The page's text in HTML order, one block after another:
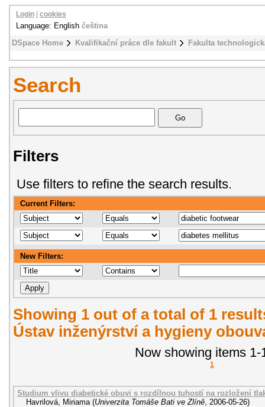
DSpace Home Kvalifikační práce dle fakult Fakulta
Login cookies
Language: English čeština
Search
Filters
Use filters to refine the search results.
Current Filters:
New Filters:
Showing 1 out of a total of 1
Ústav inženýrství a hygieny
Now showing items 1-
1
Studium vlivu diabetické obuvi s rozdílnou tuhostí na rozložení
Havrilová, Miriama (Univerzita Tomáše Bati ve Zlíně 2006-05-26)